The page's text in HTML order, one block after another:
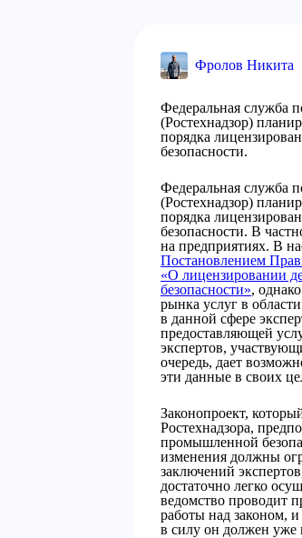
Фролов Никита
Федеральная служба
(Ростехнадзор)
порядка
безопасности.
Федеральная служба
(Ростехнадзор)
порядка
безопасности. В
на предприятиях. В
Постановлением
«О лицензировании
безопасности»,
рынка услуг в
в данной сфере
предоставляющей
экспертов,
очередь, дает
эти данные в своих
Законопроект,
Ростехнадзора,
промышленной
изменения должны
заключений
достаточно легко
ведомство проводит
работы над законом,
в силу он должен уже